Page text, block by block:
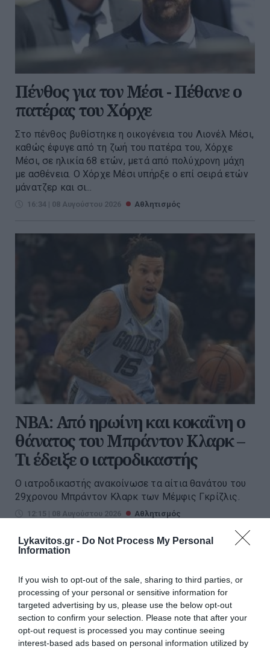
Lykavitos.gr - Do Not Process My Personal
Information
If you wish to opt-out of the sale, sharing to third parties, or
processing of your personal or sensitive information for
targeted advertising by us, please use the below opt-out
section to confirm your selection. Please note that after your
opt-out request is processed you may continue seeing
interest-based ads based on personal information utilized by
Πένθος για τον Μέσι - Πέθανε ο
πατέρας του Χόρχε
Στο πένθος βυθίστηκε η οικογένεια του Λιονέλ Μέσι,
καθώς έφυγε από τη ζωή του πατέρα του, Χόρχε
Μέσι, σε ηλικία 68 ετών, μετά από πολύχρονη μάχη
με ασθένεια. Ο Χόρχε Μέσι υπήρξε ο επί σειρά ετών
μάνατζερ και σι...
16:34 | 08 Αυγούστου 2026 Αθλητισμός
NBA: Από ηρωίνη και κοκαΐνη ο
θάνατος του Μπράντον Κλαρκ –
Τι έδειξε ο ιατροδικαστής
Ο ιατροδικαστής ανακοίνωσε τα αίτια θανάτου του
29χρονου Μπράντον Κλαρκ των Μέμφις Γκρίζλις.
12:15 | 08 Αυγούστου 2026 Αθλητισμός